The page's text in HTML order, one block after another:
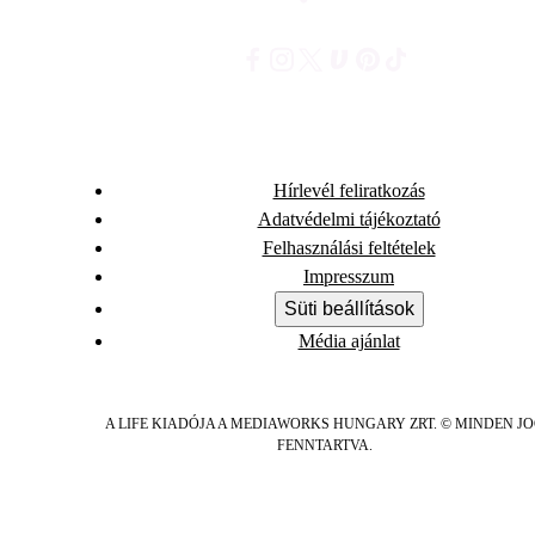
Hírlevél feliratkozás
Adatvédelmi tájékoztató
Felhasználási feltételek
Impresszum
Süti beállítások
Média ajánlat
A LIFE KIADÓJA A MEDIAWORKS HUNGARY ZRT. © MINDEN
FENNTARTVA.